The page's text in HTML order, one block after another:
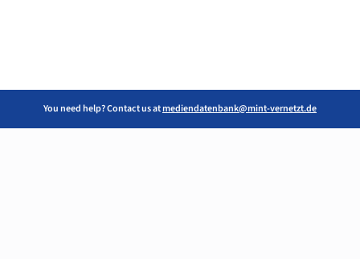
You need help? Contact us atmediendatenbank@mint-vernetzt.de